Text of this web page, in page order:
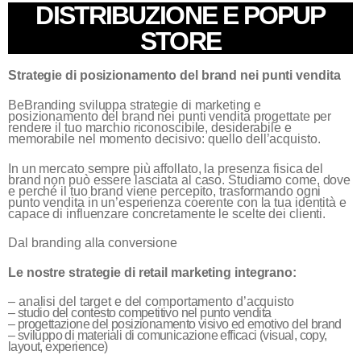
DISTRIBUZIONE E POPUP
STORE
Strategie di posizionamento del brand nei punti vendita
BeBranding sviluppa strategie di marketing e
posizionamento del brand nei punti vendita progettate per
rendere il tuo marchio riconoscibile, desiderabile e
memorabile nel momento decisivo: quello dell’acquisto.
In un mercato sempre più affollato, la presenza fisica del
brand non può essere lasciata al caso. Studiamo come, dove
e perché il tuo brand viene percepito, trasformando ogni
punto vendita in un’esperienza coerente con la tua identità e
capace di influenzare concretamente le scelte dei clienti.
Dal branding alla conversione
Le nostre strategie di retail marketing integrano:
– analisi del target e del comportamento d’acquisto
– studio del contesto competitivo nel punto vendita
– progettazione del posizionamento visivo ed emotivo del brand
– sviluppo di materiali di comunicazione efficaci (visual, copy,
layout, experience)